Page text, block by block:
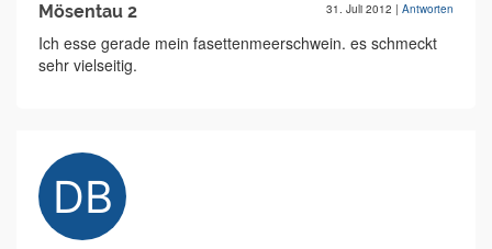
Mösentau 2 31. Juli 2012 | Antworten
Ich esse gerade mein fasettenmeerschwein. es schmeckt
sehr vielseitig.